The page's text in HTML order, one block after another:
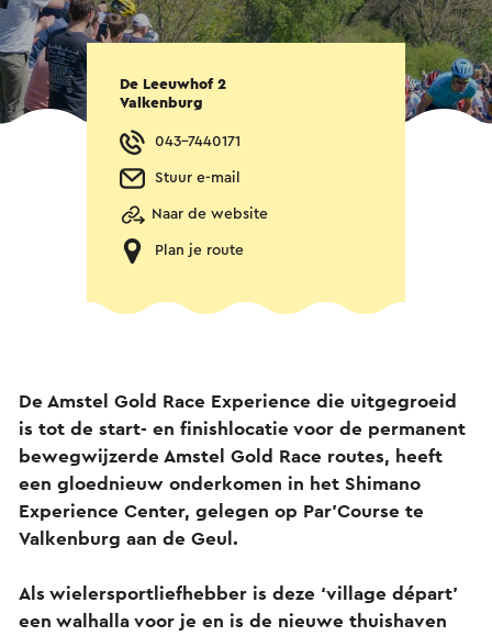
De Leeuwhof 2
Valkenburg
043-7440171
Stuur e-mail
Naar de website
Plan je route
De Amstel Gold Race Experience die uitgegroeid
is tot de start- en finishlocatie voor de permanent
bewegwijzerde Amstel Gold Race routes, heeft
een gloednieuw onderkomen in het Shimano
Experience Center, gelegen op Par’Course te
Valkenburg aan de Geul.
Als wielersportliefhebber is deze ‘village départ’
een walhalla voor je en is de nieuwe thuishaven